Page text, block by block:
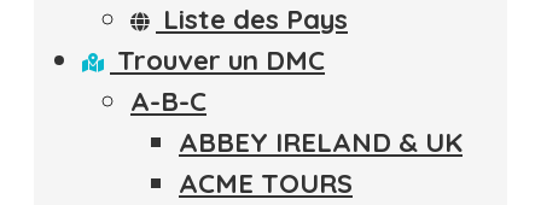
Liste des Pays
Trouver un DMC
A-B-C
ABBEY IRELAND & UK
ACME TOURS